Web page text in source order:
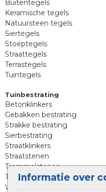
Informatie over
Buitentegels
Keramische tegels
Natuursteen tegels
Siertegels
Stoeptegels
Straattegels
Terrastegels
Tuintegels
Tuinbestrating
Betonklinkers
Gebakken bestrating
Strakke bestrating
Sierbestrating
Straatklinkers
Straatstenen
Trommelstenen
Tuinstenen
Waalformaat